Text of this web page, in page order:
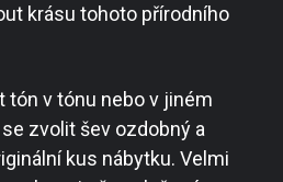
krásu tohoto přírodního
tón v tónu nebo v jiném
zvolit šev ozdobný a
kus nábytku. Velmi